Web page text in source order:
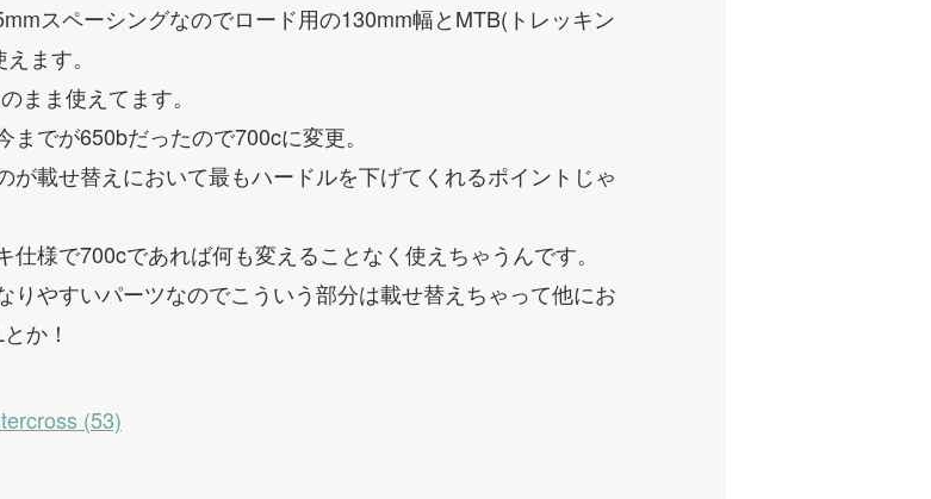
スペーシングなのでロード用の130mm幅とMTB(トレッキン
ます。
まま使えてます。
でが650bだったので700cに変更。
載せ替えにおいて最もハードルを下げてくれるポイントじゃ
様で700cであれば何も変えることなく使えちゃうんです。
りやすいパーツなのでこういう部分は載せ替えちゃって他にお
か！